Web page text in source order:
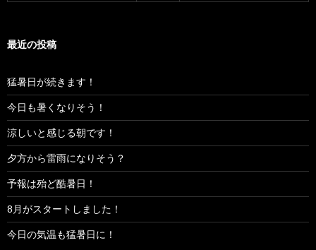
最近の投稿
猛暑日が続きます！
今日も暑くなりそう！
涼しいと感じる朝です！
夕方から雷雨になりそう？
予報は殆ど酷暑日！
8月がスタートしました！
今日の気温も猛暑日に！